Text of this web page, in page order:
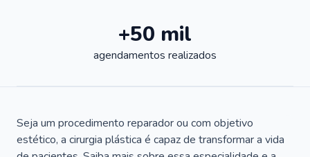
+50 mil
agendamentos realizados
Seja um procedimento reparador ou com objetivo
estético, a cirurgia plástica é capaz de transformar a vida